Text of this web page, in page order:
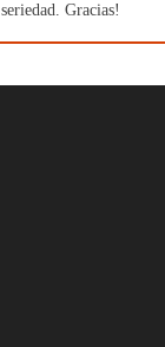
seriedad. Gracias!